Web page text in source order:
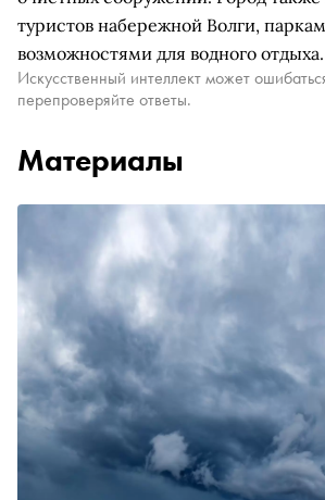
туристов набережной Волги,
возможностями для водного отдыха.
Искусственный интеллект может
перепроверяйте ответы.
Материалы